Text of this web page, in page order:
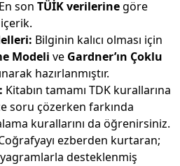
En son TÜİK verilerinegöre
Bilginin kalıcı olması için
Modeli ve Gardner’ın Çoklu
hazırlanmıştır.
Kitabın tamamı TDK kurallarına
soru çözerken farkında
kurallarını da öğrenirsiniz.
ezberden kurtaran;
desteklenmiş